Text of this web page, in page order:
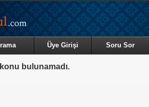
Üye Girişi Soru Sor
bulunamadı.